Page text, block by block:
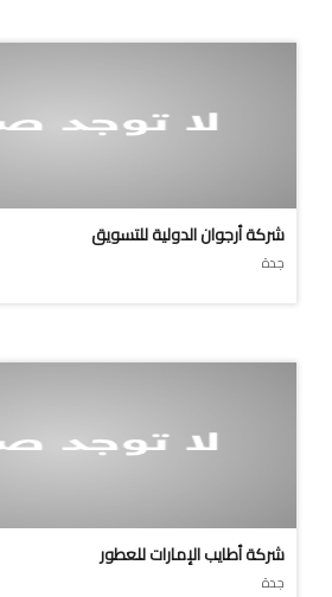
شركة أرجوان الدولية للتسويق
جدة
شركة أطايب الإمارات للعطور
جدة